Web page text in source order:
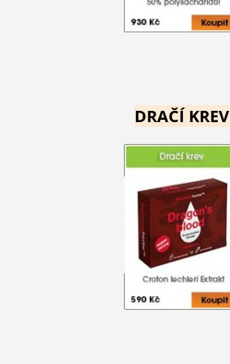
DRAČÍ KREV